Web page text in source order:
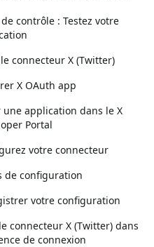
contrôle : Testez votre
connecteur X (Twitter)
X OAuth app
une application dans le X
Portal
votre connecteur
de configuration
votre configuration
connecteur X (Twitter) dans
de connexion